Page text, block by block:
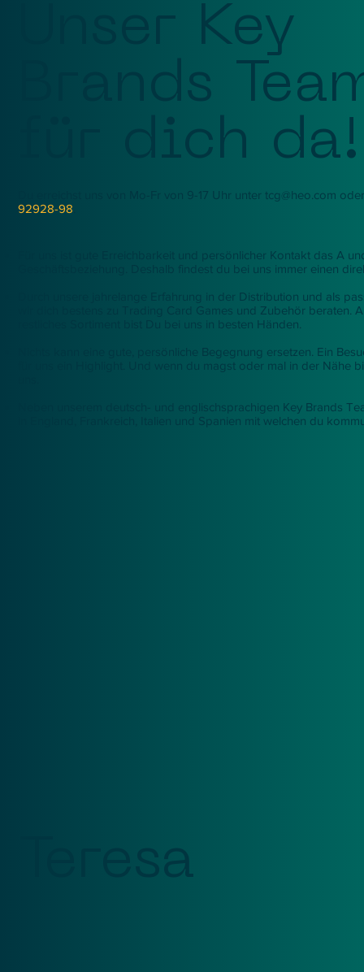
Teresa
Unser Key
Brands
für dich da!
Du erreichst uns von Mo-Fr von 9-17 Uhr unter tcg@heo.com
92928-98
Für uns ist gute Erreichbarkeit und persönlicher Kontakt das A
Geschäftsbeziehung. Deshalb findest du bei uns immer einen
Durch unsere jahrelange Erfahrung in der Distribution und als
wir dich bestens zu Trading Card Games und Zubehör beraten.
restliches Sortiment bist Du bei uns in besten Händen.
Nichts kann eine gute, persönliche Begegnung ersetzen. Ein
für uns ein Highlight. Und wenn du magst oder mal in der Nähe
Neben unserem deutsch- und englischsprachigen Key Brands
in England, Frankreich, Italien und Spanien mit welchen du